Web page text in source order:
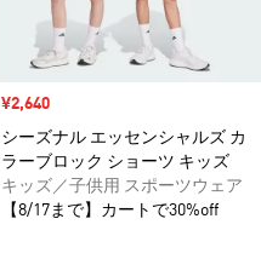
セール価格
¥2,640
シーズナル エッセンシャルズ カ
ラーブロック ショーツ キッズ
キッズ／子供用 スポーツウェア
【8/17まで】カートで30%off